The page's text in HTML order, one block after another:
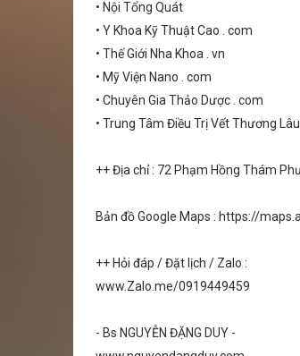
• Nội Tổng Quát
• Y Khoa Kỹ Thuật Cao . com
• Thế Giới Nha Khoa . vn
• Mỹ Viện Nano . com
• Chuyên Gia Thảo Dược . com
• Trung Tâm Điều Trị Vết Thương
++ Địa chỉ : 72 Phạm Hồng Thám
Bản đồ Google Maps : https://
++ Hỏi đáp / Đặt lịch / Zalo :
www.Zalo.me/0919449459
- Bs NGUYỄN ĐẶNG DUY -